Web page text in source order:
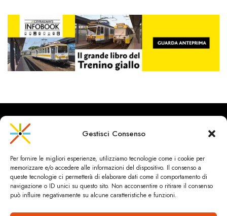
Gestisci Consenso
Per fornire le migliori esperienze, utilizziamo tecnologie come i cookie per
memorizzare e/o accedere alle informazioni del dispositivo. Il consenso a
queste tecnologie ci permetterà di elaborare dati come il comportamento di
navigazione o ID unici su questo sito. Non acconsentire o ritirare il consenso
può influire negativamente su alcune caratteristiche e funzioni.
CityRailways è un sito indipendente che discute argomenti di
urbanistica e trasporto collettivo argomentando con metodo
scientifico sulla base di dati ed esperienze.
HOME CHI SIAMO & CONTATTI PRIVACY & COOKIES